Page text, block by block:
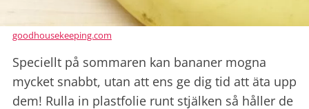
goodhousekeeping.com
Speciellt på sommaren kan bananer mogna
mycket snabbt, utan att ens ge dig tid att äta upp
dem! Rulla in plastfolie runt stjälken så håller de